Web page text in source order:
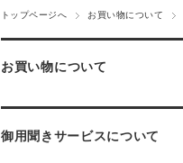
トップページへ お買い物について
お買い物について
御用聞きサービスについて